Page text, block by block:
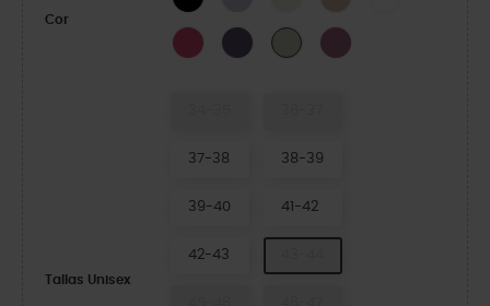
Cor
Dragon FruitDARK IRIS/MULTI
Meteor Lunar Dusk
Tallas Unisex
37-38 38-39
39-40 41-42
42-43